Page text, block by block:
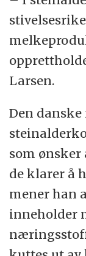
Larsen.
Den
som ønsker
de klarer å
mener han
inneholder